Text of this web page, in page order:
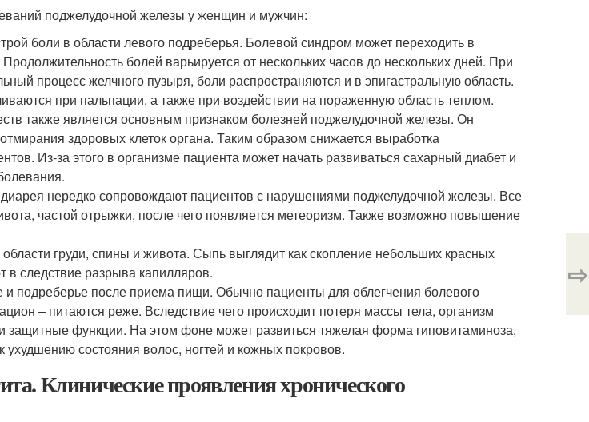
поджелудочной железы у женщин и мужчин:
боли в области левого подреберья. Болевой синдром может переходить в
Продолжительность болей варьируется от нескольких часов до нескольких дней. При
процесс желчного пузыря, боли распространяются и в эпигастральную область.
при пальпации, а также при воздействии на пораженную область теплом.
также является основным признаком болезней поджелудочной железы. Он
здоровых клеток органа. Таким образом снижается выработка
Из-за этого в организме пациента может начать развиваться сахарный диабет и
нередко сопровождают пациентов с нарушениями поджелудочной железы. Все
частой отрыжки, после чего появляется метеоризм. Также возможно повышение
груди, спины и живота. Сыпь выглядит как скопление небольших красных
в следствие разрыва капилляров.
и подреберье после приема пищи. Обычно пациенты для облегчения болевого
– питаются реже. Вследствие чего происходит потеря массы тела, организм
защитные функции. На этом фоне может развиться тяжелая форма гиповитаминоза,
ухудшению состояния волос, ногтей и кожных покровов.
Клинические проявления хронического
⇨